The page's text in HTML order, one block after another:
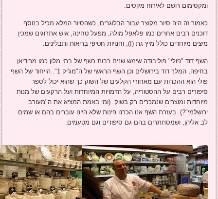
ומקסימום רושם לאירוח מקסים.
כאמור זה היה סיור מקוצר עבור הבלוגרים, כשהסיור המלא מכיל בנוסף
דוכנים רבים אחרים כמו פלאפל מולה, מפעל טחינה, איש אתרוגים שמכין
מיצים מיוחדים כולל מיץ גת (!), וחנויות חטיפי בריאות ותבלינים.
השף דוד "פולי" פוליבודה שימש שנים רבות כשף של בתי מלון כמו מרידיאן
בחיפה, המלך דוד בירושלים וכן השף הראשי של ה"מג'יק 1". הייחוד של השף
פולי הוא ההכרות עם מאחורי הקלעים של השוק כך שהוא יכול לספר
סיפורים רבים על ההסטוריה, על הדמויות המיוחדות ועל הרקעים של מנות
מיוחדות ומוצרים שנמכרים רק בשוק. (ומי באמת המציא את ה"מעורב
ירושלמי"?). בעזרת השף אנו הכרנו פינות שלא היינו עוברים בהם או שמים
לב אליהן, ושמסתתרים בהם גם סיפורים וגם מטעמים.